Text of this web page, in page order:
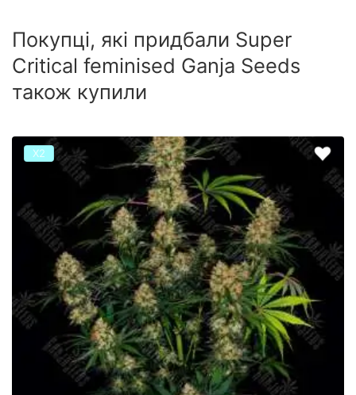
Покупці, які придбали Super
Critical feminised Ganja Seeds
також купили
Х2